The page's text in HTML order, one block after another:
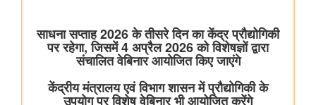
निजी क्षेत्र की भागीदारी को बढ़ावा देने पर चर्चा की
वाणिज्‍य एवं उद्योग मंत्रालय
अमेरिका से ईंधन मिश्रण के लिए एथेनॉल के आयात पर कोई छूट या
प्रतिबद्धता नहीं